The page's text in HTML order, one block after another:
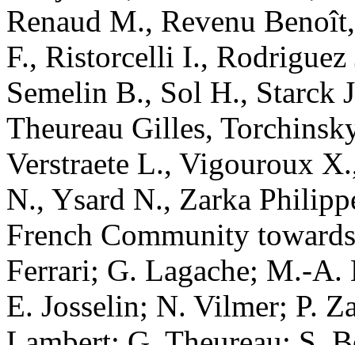
Renaud M., Revenu Benoît
F., Ristorcelli I., Rodriguez
Semelin B., Sol H., Starck
Theureau Gilles,
Verstraete L., Vigouroux X.
N., Ysard N., Zarka
French Community
Ferrari; G. Lagache; M.-
E. Josselin; N. Vilmer; P.